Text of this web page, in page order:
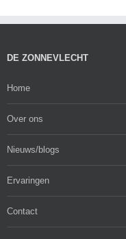
DE ZONNEVLECHT
Home
Over ons
Nieuws/blogs
Ervaringen
Contact